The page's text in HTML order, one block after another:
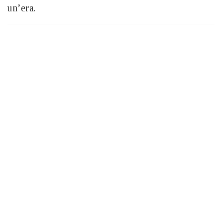
un’era.